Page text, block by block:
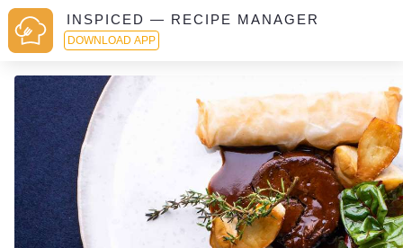
INSPICED — RECIPE MANAGER
DOWNLOAD APP